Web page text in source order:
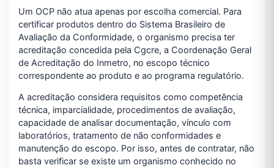
Um OCP não atua apenas por escolha comercial. Para
certificar produtos dentro do Sistema Brasileiro de
Avaliação da Conformidade, o organismo precisa ter
acreditação concedida pela Cgcre, a Coordenação Geral
de Acreditação do Inmetro, no escopo técnico
correspondente ao produto e ao programa regulatório.
A acreditação considera requisitos como competência
técnica, imparcialidade, procedimentos de avaliação,
capacidade de analisar documentação, vínculo com
laboratórios, tratamento de não conformidades e
manutenção do escopo. Por isso, antes de contratar, não
basta verificar se existe um organismo conhecido no